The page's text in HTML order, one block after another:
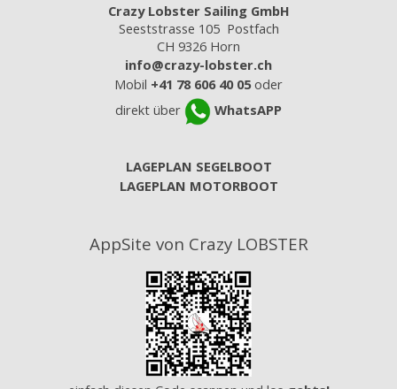
Crazy Lobster Sailing GmbH
Seeststrasse 105 Postfach
CH 9326 Horn
info@crazy-lobster.ch
Mobil +41 78 606 40 05oder
direkt über
WhatsAPP
LAGEPLAN SEGELBOOT
LAGEPLAN MOTORBOOT
AppSite von Crazy LOBSTER